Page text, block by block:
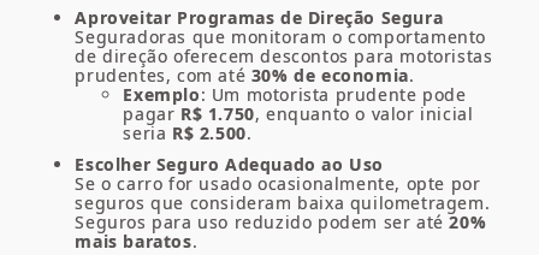
Aproveitar Programas de Direção Segura
Seguradoras que monitoram o comportamento
de direção oferecem descontos para motoristas
prudentes, com até 30% de economia.
Exemplo: Um motorista prudente pode
pagar R$ 1.750, enquanto o valor inicial
seria R$ 2.500.
Escolher Seguro Adequado ao Uso
Se o carro for usado ocasionalmente, opte por
seguros que consideram baixa quilometragem.
Seguros para uso reduzido podem ser até20%
mais baratos.